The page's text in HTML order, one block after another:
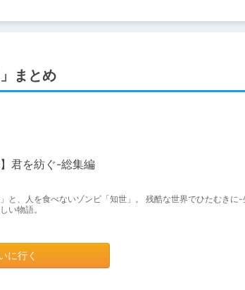
」まとめ
君を紡ぐ-総集編
と、人を食べないゾンビ「知世」。 残酷な世界でひたむきに
い物語。
に行く